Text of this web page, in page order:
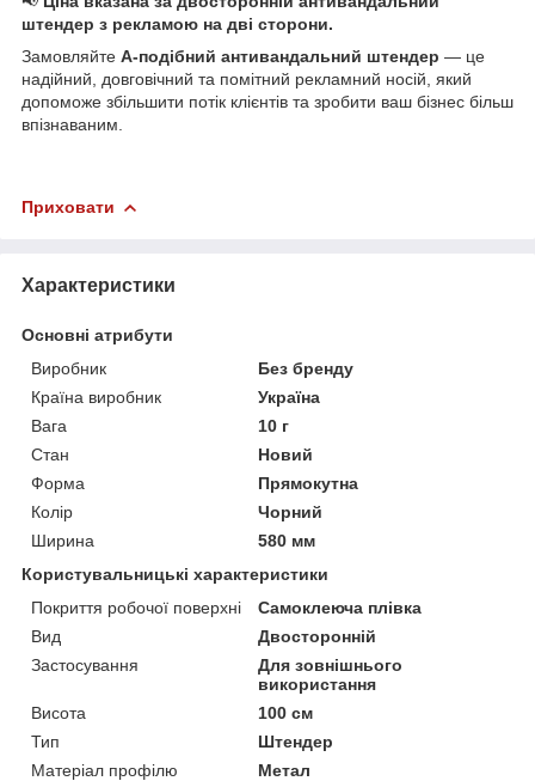
штендер з рекламою на дві сторони.
Замовляйте А-подібний антивандальний штендер — це
надійний, довговічний та помітний рекламний носій, який
допоможе збільшити потік клієнтів та зробити ваш бізнес більш
впізнаваним.
Приховати
Характеристики
Основні атрибути
Виробник
Без бренду
Країна виробник
Україна
Вага
10 г
Стан
Новий
Форма
Прямокутна
Колір
Чорний
Ширина
580 мм
Користувальницькі характеристики
Покриття робочої поверхні
Самоклеюча плівка
Вид
Двосторонній
Застосування
Для зовнішнього
використання
Висота
100 см
Тип
Штендер
Матеріал профілю
Метал